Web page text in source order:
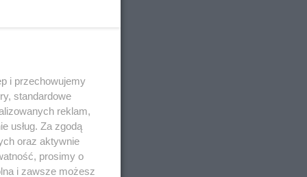
i przechowujemy
standardowe
reklam,
usług. Za zgodą
oraz aktywnie
prosimy o
i zawsze możesz